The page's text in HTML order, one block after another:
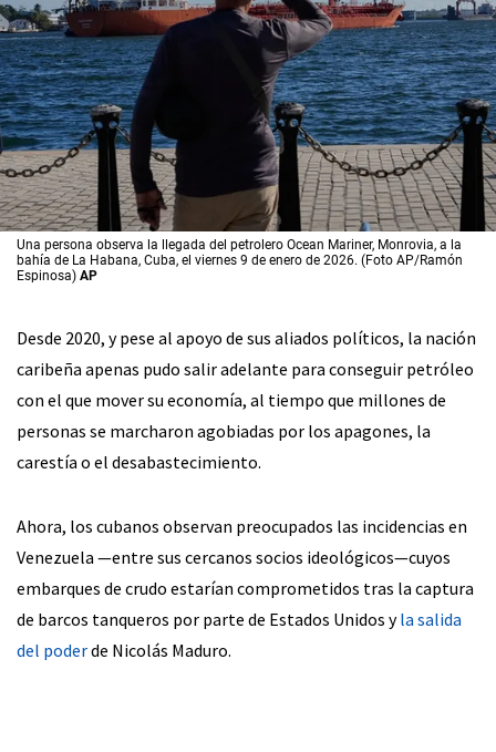
Una persona observa la llegada del petrolero Ocean Mariner, Monrovia, a la
bahía de La Habana, Cuba, el viernes 9 de enero de 2026. (Foto AP/Ramón
Espinosa) AP
Desde 2020, y pese al apoyo de sus aliados políticos, la nación
caribeña apenas pudo salir adelante para conseguir petróleo
con el que mover su economía, al tiempo que millones de
personas se marcharon agobiadas por los apagones, la
carestía o el desabastecimiento.
Ahora, los cubanos observan preocupados las incidencias en
Venezuela —entre sus cercanos socios ideológicos—cuyos
embarques de crudo estarían comprometidos tras la captura
de barcos tanqueros por parte de Estados Unidos yla salida
del poderde Nicolás Maduro.